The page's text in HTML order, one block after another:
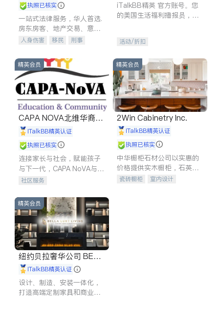
执照已核实
一站式法律服务，华人首选.
房东房客、地产交易、意外
伤害、车祸重伤、商业诉
建筑合同、刑事案件全包办
人身伤害 移民
刑事
信托/遗嘱
商业
索赔
律师-其它 保释
iTalkBB精英 官方账号。您
的美国生活福利播报员，精
专属福利。
活动/折扣
精英会员
CAPA NOVA北维华裔家
长会iTalkBB精英认证
执照已核实
连接家长与社会，赋能孩子
与下一代，CAPA NoVA与您
携手建设包容、公平、充满
社区服务
精英会员
2Win Cabinetry Inc.
iTalkBB精英认证
执照已核实
中华橱柜石材公司以实惠的
价格提供实木橱柜，石英石
台面，多种优质不锈钢水
瓷砖橱柜
室内设计
精英会员
纽约贝拉奢华公司 BELL
A LUXE
iTalkBB精英认证
设计、制造、安装一体化，
打造高端定制家具和商业空